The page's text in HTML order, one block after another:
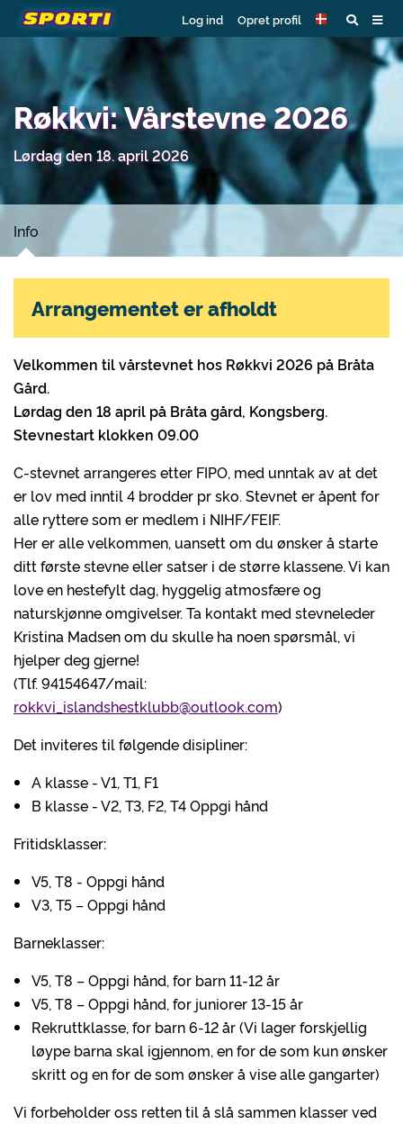
Log ind Opret profil
Røkkvi: Vårstevne 2026
Lørdag den 18. april 2026
Info
Velkommen til vårstevnet hos Røkkvi 2026 på Bråta
Gård.
Lørdag den 18 april på Bråta gård, Kongsberg.
Stevnestart klokken 09.00
C-stevnet arrangeres etter FIPO, med unntak av at det
er lov med inntil 4 brodder pr sko. Stevnet er åpent for
alle ryttere som er medlem i NIHF/FEIF.
Her er alle velkommen, uansett om du ønsker å starte
ditt første stevne eller satser i de større klassene. Vi kan
love en hestefylt dag, hyggelig atmosfære og
naturskjønne omgivelser. Ta kontakt med stevneleder
Kristina Madsen om du skulle ha noen spørsmål, vi
hjelper deg gjerne!
(Tlf. 94154647/mail:
rokkvi_islandshestklubb@outlook.com)
Det inviteres til følgende disipliner:
A klasse - V1, T1, F1
B klasse - V2, T3, F2, T4 Oppgi hånd
Fritidsklasser:
V5, T8 - Oppgi hånd
V3, T5 – Oppgi hånd
Barneklasser:
V5, T8 – Oppgi hånd, for barn 11-12 år
V5, T8 – Oppgi hånd, for juniorer 13-15 år
Rekruttklasse, for barn 6-12 år (Vi lager forskjellig
løype barna skal igjennom, en for de som kun ønsker
skritt og en for de som ønsker å vise alle gangarter)
Vi forbeholder oss retten til å slå sammen klasser ved
Arrangementet er afholdt